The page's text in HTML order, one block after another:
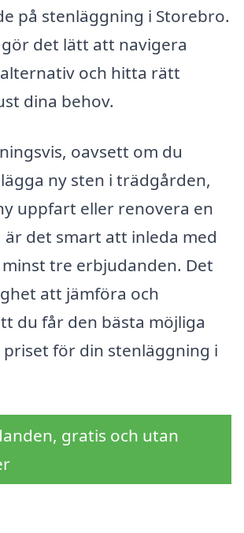
på stenläggning i Storebro.
det lätt att navigera
och hitta rätt
dina behov.
oavsett om du
ny sten i trädgården,
uppfart eller renovera en
det smart att inleda med
tre erbjudanden. Det
att jämföra och
du får den bästa möjliga
för din stenläggning i
gratis och utan